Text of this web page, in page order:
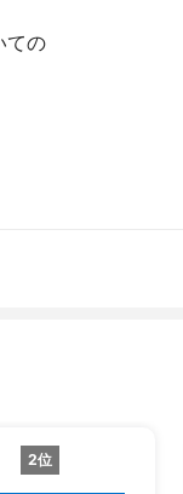
ての
2位